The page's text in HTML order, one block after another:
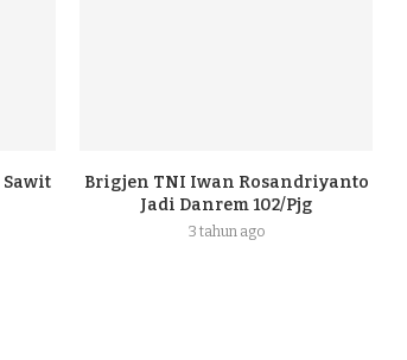
Brigjen TNI Iwan Rosandriyanto
Jadi Danrem 102/Pjg
3 tahun ago